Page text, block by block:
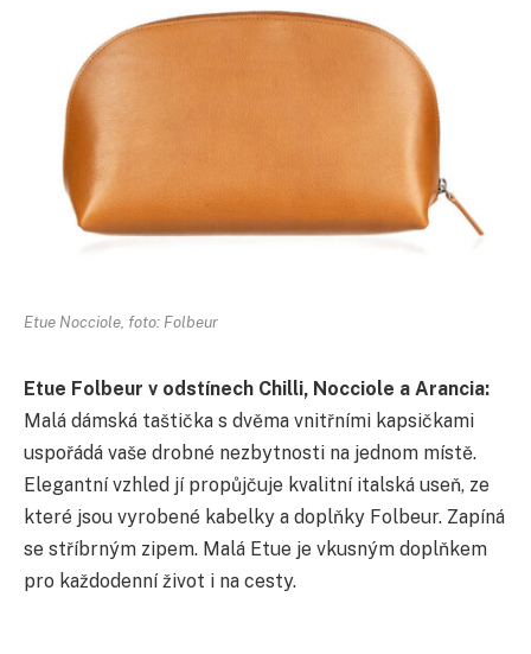
Etue Nocciole, foto: Folbeur
Etue Folbeur v odstínech Chilli, Nocciole a Arancia:
Malá dámská taštička s dvěma vnitřními kapsičkami
uspořádá vaše drobné nezbytnosti na jednom místě.
Elegantní vzhled jí propůjčuje kvalitní italská useň, ze
které jsou vyrobené kabelky a doplňky Folbeur. Zapíná
se stříbrným zipem. Malá Etue je vkusným doplňkem
pro každodenní život i na cesty.